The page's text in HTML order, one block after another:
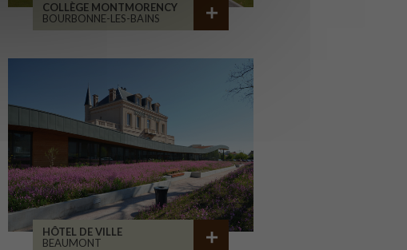
COLLÈGE MONTMORENCY
BOURBONNE-LES-BAINS
HÔTEL DE VILLE
BEAUMONT